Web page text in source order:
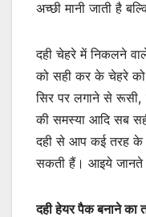
अच्छी मानी जाती है
दही चेहरे में निकलने
को सही कर के चेहरे
सिर पर लगाने से
की समस्या आदि सब
दही से आप कई तरह के
सकती हैं। आइये जानते
दही हेयर पैक बनाने का